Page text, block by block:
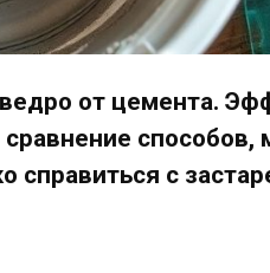
от цемента.
способов,
справиться с